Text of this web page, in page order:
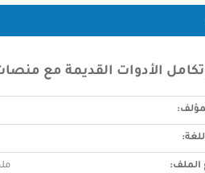
الأدوات القديمة مع
الملف: